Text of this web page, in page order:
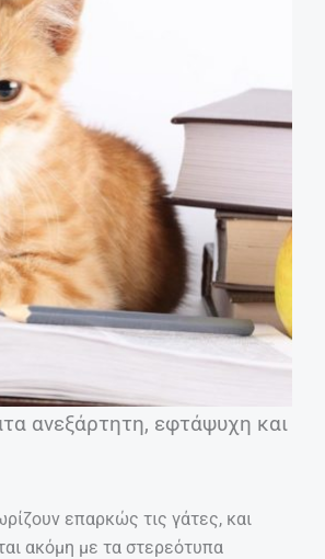
ανεξάρτητη, εφτάψυχη και
επαρκώς τις γάτες, και
ακόμη με τα στερεότυπα